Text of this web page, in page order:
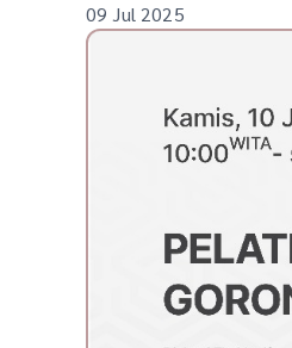
09 Jul 2025